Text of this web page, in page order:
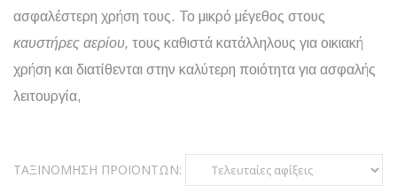
ασφαλέστερη χρήση τους. Το μικρό μέγεθος στους
καυστήρες αερίου, τους καθιστά κατάλληλους για οικιακή
χρήση και διατίθενται στην καλύτερη ποιότητα για ασφαλής
λειτουργία,
ΤΑΞΙΝΌΜΗΣΗ ΠΡΟΪΌΝΤΩΝ: